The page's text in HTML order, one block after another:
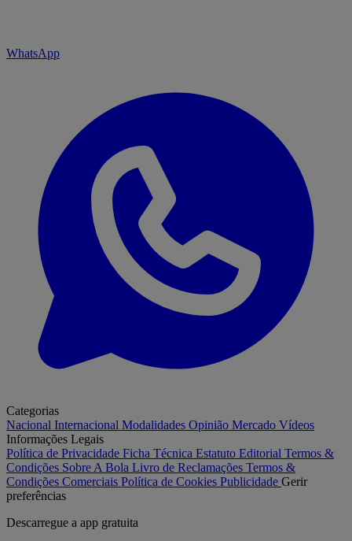
WhatsApp
Categorias
Nacional Internacional Modalidades Opinião Mercado Vídeos
Informações Legais
Política de Privacidade Ficha Técnica Estatuto Editorial Termos &
Condições Sobre A Bola Livro de Reclamações Termos &
Condições Comerciais Política de Cookies Publicidade Gerir
preferências
Descarregue a app gratuita